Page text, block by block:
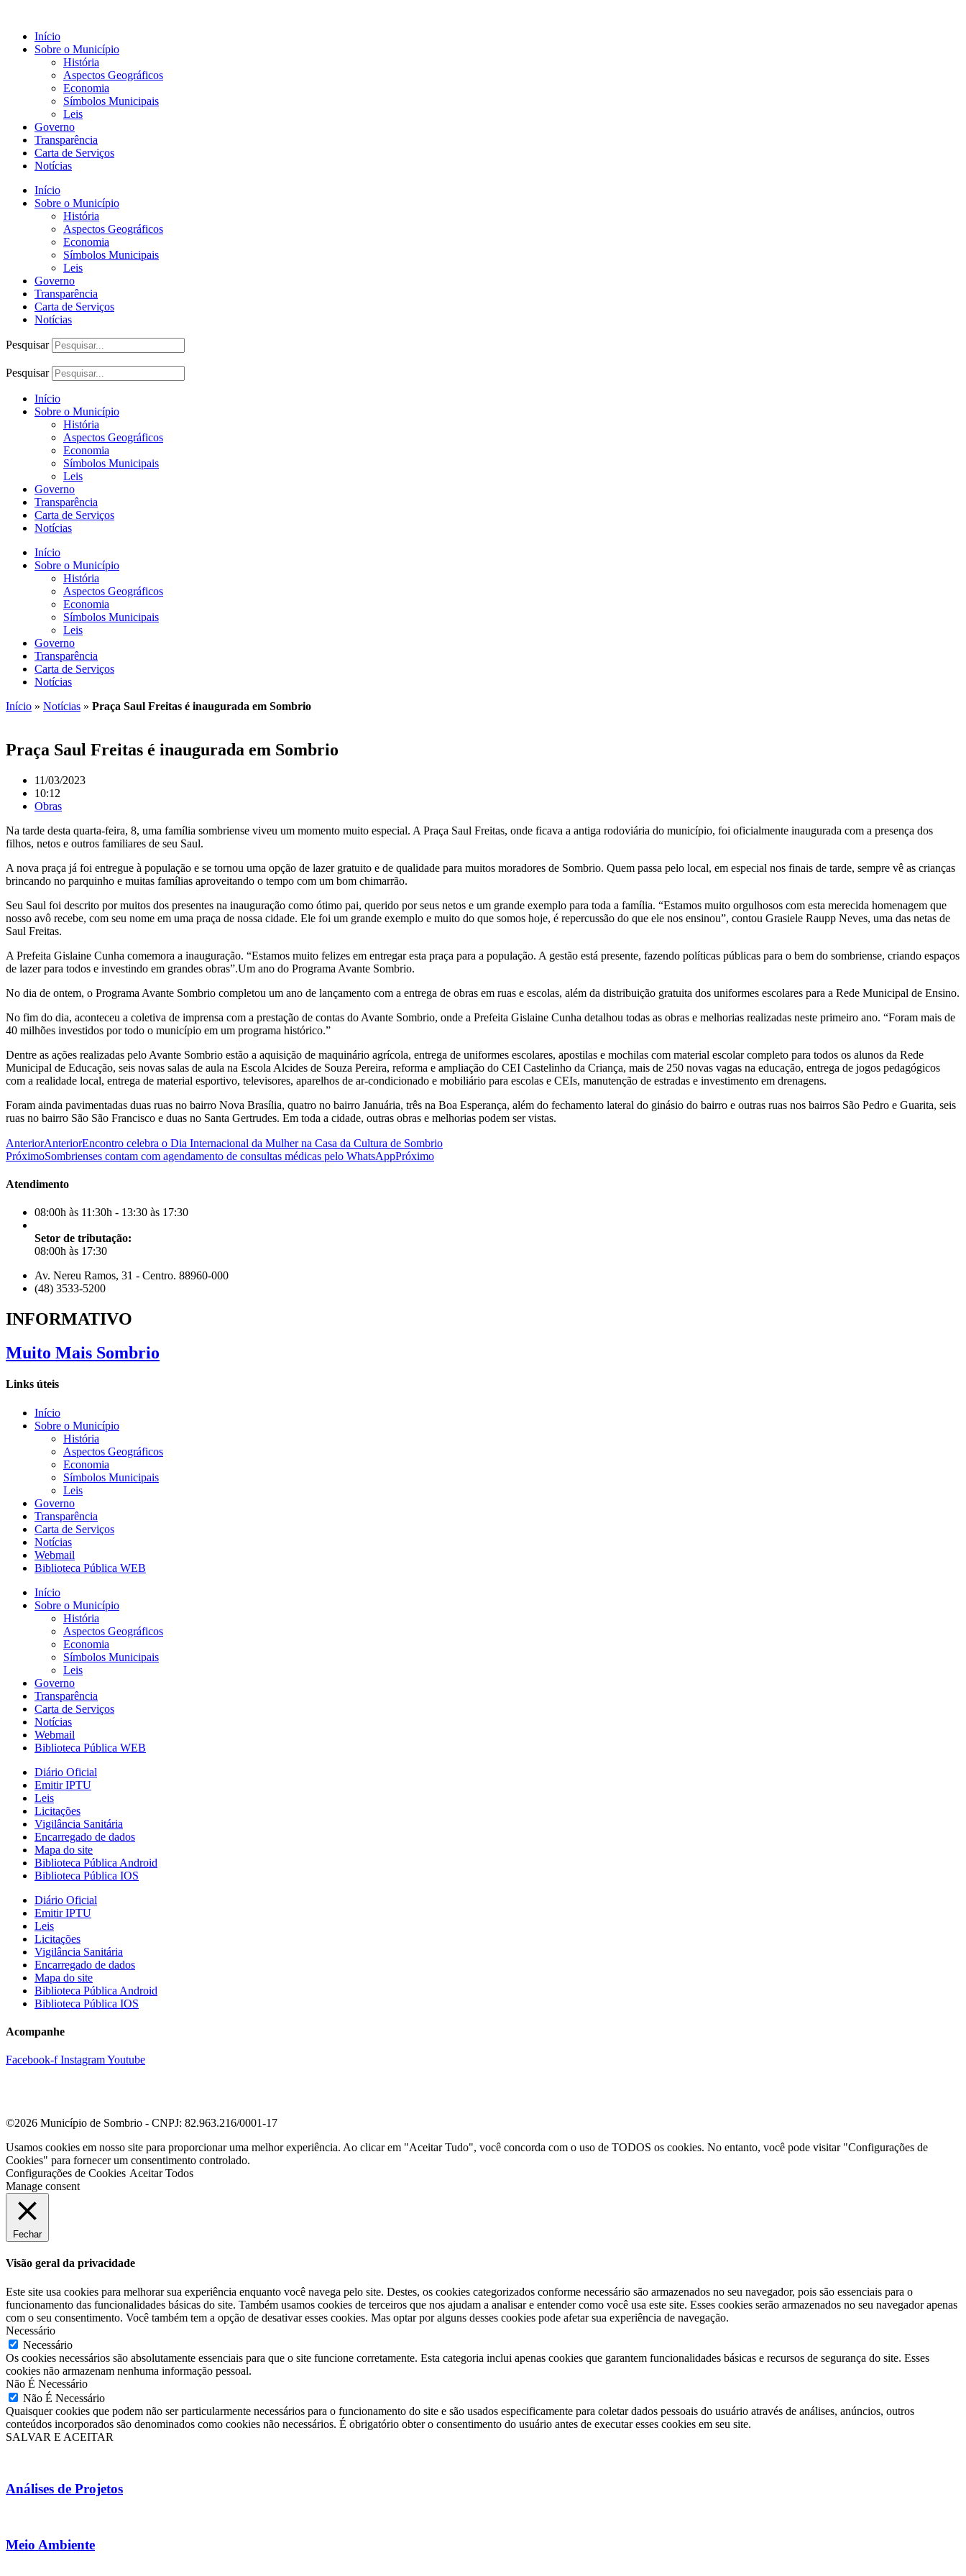
Início
Sobre o Município
História
Aspectos Geográficos
Economia
Símbolos Municipais
Leis
Governo
Transparência
Carta de Serviços
Notícias
Início
Sobre o Município
História
Aspectos Geográficos
Economia
Símbolos Municipais
Leis
Governo
Transparência
Carta de Serviços
Notícias
Pesquisar
Pesquisar
Início
Sobre o Município
História
Aspectos Geográficos
Economia
Símbolos Municipais
Leis
Governo
Transparência
Carta de Serviços
Notícias
Início
Sobre o Município
História
Aspectos Geográficos
Economia
Símbolos Municipais
Leis
Governo
Transparência
Carta de Serviços
Notícias
Início » Notícias » Praça Saul Freitas é inaugurada em Sombrio
Praça Saul Freitas é inaugurada em Sombrio
11/03/2023
10:12
Obras
Na tarde desta quarta-feira, 8, uma família sombriense viveu um momento muito especial. A Praça Saul Freitas, onde ficava a antiga rodoviária do município, foi oficialmente inaugurada com a presença dos
filhos, netos e outros familiares de seu Saul.
A nova praça já foi entregue à população e se tornou uma opção de lazer gratuito e de qualidade para muitos moradores de Sombrio. Quem passa pelo local, em especial nos finais de tarde, sempre vê as crianças
brincando no parquinho e muitas famílias aproveitando o tempo com um bom chimarrão.
Seu Saul foi descrito por muitos dos presentes na inauguração como ótimo pai, querido por seus netos e um grande exemplo para toda a família. “Estamos muito orgulhosos com esta merecida homenagem que
nosso avô recebe, com seu nome em uma praça de nossa cidade. Ele foi um grande exemplo e muito do que somos hoje, é repercussão do que ele nos ensinou”, contou Grasiele Raupp Neves, uma das netas de
Saul Freitas.
A Prefeita Gislaine Cunha comemora a inauguração. “Estamos muito felizes em entregar esta praça para a população. A gestão está presente, fazendo políticas públicas para o bem do sombriense, criando espaços
de lazer para todos e investindo em grandes obras”.Um ano do Programa Avante Sombrio.
No dia de ontem, o Programa Avante Sombrio completou um ano de lançamento com a entrega de obras em ruas e escolas, além da distribuição gratuita dos uniformes escolares para a Rede Municipal de Ensino.
No fim do dia, aconteceu a coletiva de imprensa com a prestação de contas do Avante Sombrio, onde a Prefeita Gislaine Cunha detalhou todas as obras e melhorias realizadas neste primeiro ano. “Foram mais de
40 milhões investidos por todo o município em um programa histórico.”
Dentre as ações realizadas pelo Avante Sombrio estão a aquisição de maquinário agrícola, entrega de uniformes escolares, apostilas e mochilas com material escolar completo para todos os alunos da Rede
Municipal de Educação, seis novas salas de aula na Escola Alcides de Souza Pereira, reforma e ampliação do CEI Castelinho da Criança, mais de 250 novas vagas na educação, entrega de jogos pedagógicos
com a realidade local, entrega de material esportivo, televisores, aparelhos de ar-condicionado e mobiliário para escolas e CEIs, manutenção de estradas e investimento em drenagens.
Foram ainda pavimentadas duas ruas no bairro Nova Brasília, quatro no bairro Januária, três na Boa Esperança, além do fechamento lateral do ginásio do bairro e outras ruas nos bairros São Pedro e Guarita, seis
ruas no bairro São São Francisco e duas no Santa Gertrudes. Em toda a cidade, outras obras e melhorias podem ser vistas.
AnteriorAnteriorEncontro celebra o Dia Internacional da Mulher na Casa da Cultura de Sombrio
PróximoSombrienses contam com agendamento de consultas médicas pelo WhatsAppPróximo
Atendimento
08:00h às 11:30h - 13:30 às 17:30
Setor de tributação:
08:00h às 17:30
Av. Nereu Ramos, 31 - Centro. 88960-000
(48) 3533-5200
INFORMATIVO
Muito Mais Sombrio
Links úteis
Início
Sobre o Município
História
Aspectos Geográficos
Economia
Símbolos Municipais
Leis
Governo
Transparência
Carta de Serviços
Notícias
Webmail
Biblioteca Pública WEB
Início
Sobre o Município
História
Aspectos Geográficos
Economia
Símbolos Municipais
Leis
Governo
Transparência
Carta de Serviços
Notícias
Webmail
Biblioteca Pública WEB
Diário Oficial
Emitir IPTU
Leis
Licitações
Vigilância Sanitária
Encarregado de dados
Mapa do site
Biblioteca Pública Android
Biblioteca Pública IOS
Diário Oficial
Emitir IPTU
Leis
Licitações
Vigilância Sanitária
Encarregado de dados
Mapa do site
Biblioteca Pública Android
Biblioteca Pública IOS
Acompanhe
Facebook-f InstagramYoutube
©2026 Município de Sombrio - CNPJ: 82.963.216/0001-17
Usamos cookies em nosso site para proporcionar uma melhor experiência. Ao clicar em "Aceitar Tudo", você concorda com o uso de TODOS os cookies. No entanto, você pode visitar "Configurações de
Cookies" para fornecer um consentimento controlado.
Configurações de Cookies Aceitar Todos
Manage consent
Fechar
Visão geral da privacidade
Este site usa cookies para melhorar sua experiência enquanto você navega pelo site. Destes, os cookies categorizados conforme necessário são armazenados no seu navegador, pois são essenciais para o
funcionamento das funcionalidades básicas do site. Também usamos cookies de terceiros que nos ajudam a analisar e entender como você usa este site. Esses cookies serão armazenados no seu navegador apenas
com o seu consentimento. Você também tem a opção de desativar esses cookies. Mas optar por alguns desses cookies pode afetar sua experiência de navegação.
Necessário
Necessário
Os cookies necessários são absolutamente essenciais para que o site funcione corretamente. Esta categoria inclui apenas cookies que garantem funcionalidades básicas e recursos de segurança do site. Esses
cookies não armazenam nenhuma informação pessoal.
Não É Necessário
Não É Necessário
Quaisquer cookies que podem não ser particularmente necessários para o funcionamento do site e são usados especificamente para coletar dados pessoais do usuário através de análises, anúncios, outros
conteúdos incorporados são denominados como cookies não necessários. É obrigatório obter o consentimento do usuário antes de executar esses cookies em seu site.
SALVAR E ACEITAR
Análises de Projetos
Meio Ambiente